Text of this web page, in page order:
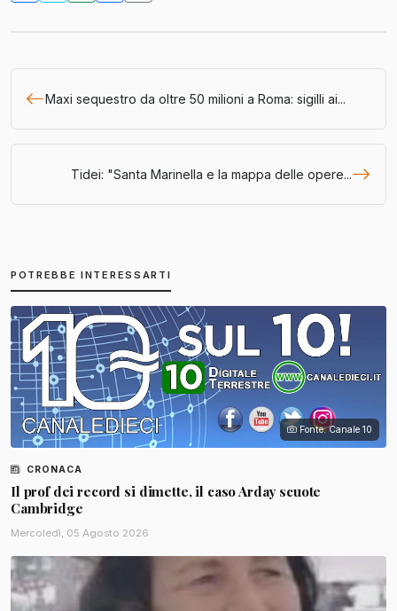
Maxi sequestro da oltre 50 milioni a Roma: sigilli ai...
Tidei: "Santa Marinella e la mappa delle opere...
POTREBBE INTERESSARTI
Fonte: Canale 10
CRONACA
Il prof dei record si dimette, il caso Arday scuote
Cambridge
Mercoledì, 05 Agosto 2026